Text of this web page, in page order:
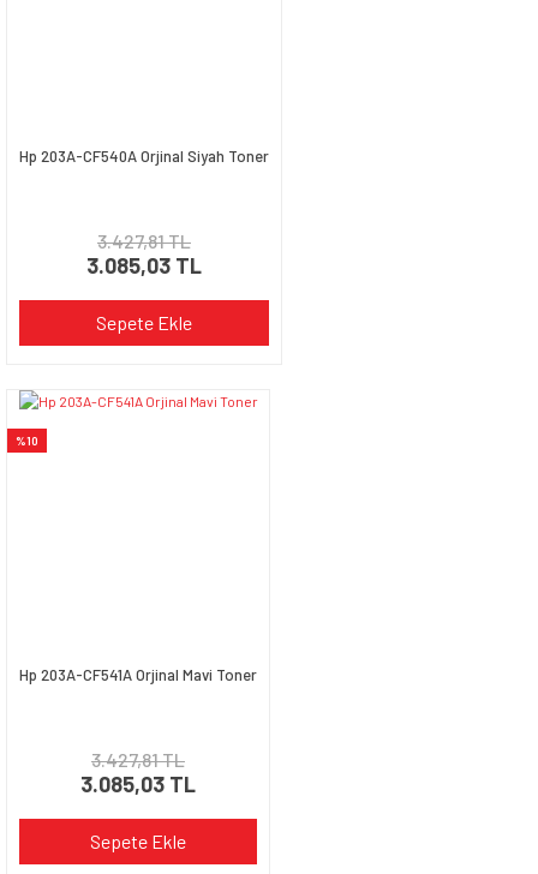
Hp 203A-CF540A Orjinal Siyah Toner
3.427,81 TL
3.085,03 TL
Sepete Ekle
%10
Hp 203A-CF541A Orjinal Mavi Toner
3.427,81 TL
3.085,03 TL
Sepete Ekle